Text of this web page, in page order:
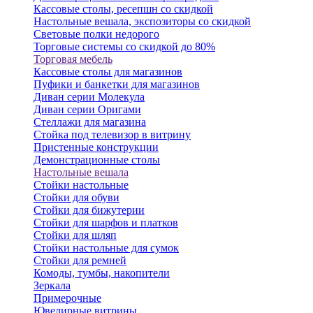
Кассовые столы, ресепшн со скидкой
Настольные вешала, экспозиторы со скидкой
Световые полки недорого
Торговые системы со скидкой до 80%
Торговая мебель
Кассовые столы для магазинов
Пуфики и банкетки для магазинов
Диван серии Молекула
Диван серии Оригами
Стеллажи для магазина
Стойка под телевизор в витрину
Пристенные конструкции
Демонстрационные столы
Настольные вешала
Стойки настольные
Стойки для обуви
Стойки для бижутерии
Стойки для шарфов и платков
Стойки для шляп
Стойки настольные для сумок
Стойки для ремней
Комоды, тумбы, накопители
Зеркала
Примерочные
Ювелирные витрины